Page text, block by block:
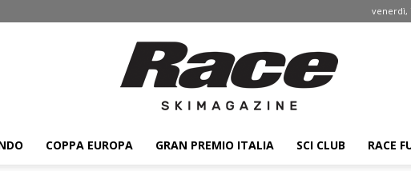
venerdì,
COPPA EUROPA GRAN PREMIO ITALIA SCI CLUB RACE